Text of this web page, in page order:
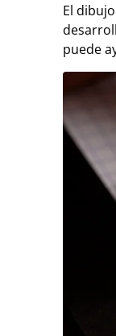
El
puede